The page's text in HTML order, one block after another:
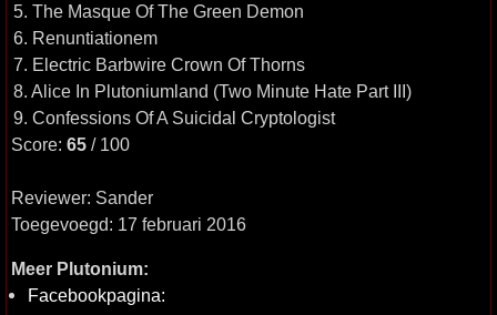
5. The Masque Of The Green Demon
6. Renuntiationem
7. Electric Barbwire Crown Of Thorns
8. Alice In Plutoniumland (Two Minute Hate Part III)
9. Confessions Of A Suicidal Cryptologist
Score: 65 / 100
Reviewer: Sander
Toegevoegd: 17 februari 2016
Meer Plutonium:
Facebookpagina: